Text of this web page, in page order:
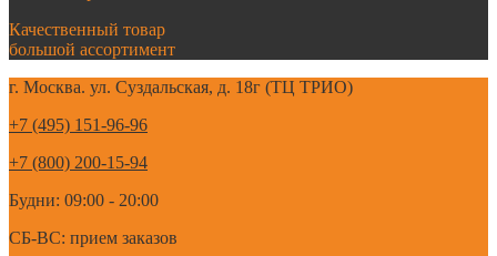
Качественный товар
большой ассортимент
г. Москва. ул. Суздальская, д. 18г (ТЦ ТРИО)
+7 (495) 151-96-96
+7 (800) 200-15-94
Будни: 09:00 - 20:00
СБ-ВС: прием заказов